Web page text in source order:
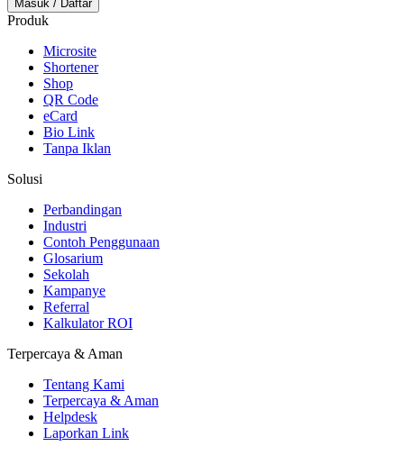
Masuk / Daftar
Produk
Microsite
Shortener
Shop
QR Code
eCard
Bio Link
Tanpa Iklan
Solusi
Perbandingan
Industri
Contoh Penggunaan
Glosarium
Sekolah
Kampanye
Referral
Kalkulator ROI
Terpercaya & Aman
Tentang Kami
Terpercaya & Aman
Helpdesk
Laporkan Link